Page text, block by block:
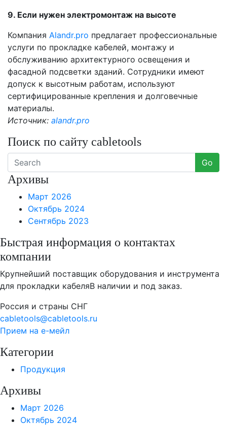
9. Если нужен электромонтаж на высоте
Компания Alandr.pro предлагает профессиональные
услуги по прокладке кабелей, монтажу и
обслуживанию архитектурного освещения и
фасадной подсветки зданий. Сотрудники имеют
допуск к высотным работам, используют
сертифицированные крепления и долговечные
материалы.
Источник: alandr.pro
Поиск по сайту cabletools
Go
Архивы
Март 2026
Октябрь 2024
Сентябрь 2023
Быстрая информация о контактах
компании
Крупнейший поставщик оборудования и инструмента
для прокладки кабеляВ наличии и под заказ.
Россия и страны СНГ
cabletools@cabletools.ru
Прием на е-мейл
Категории
Продукция
Архивы
Март 2026
Октябрь 2024